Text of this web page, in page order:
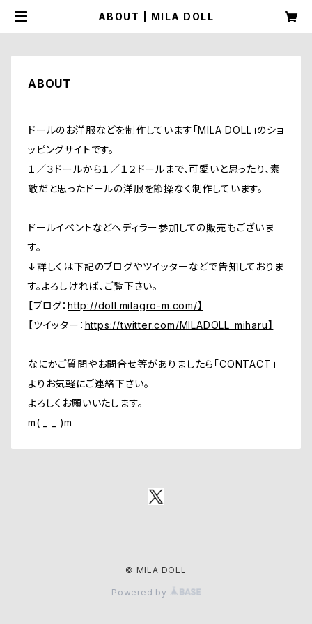
ABOUT | MILA DOLL
ABOUT
ドールのお洋服などを制作しています「MILA DOLL」のショ
ッピングサイトです。
１／３ドールから１／１２ドールまで、可愛いと思ったり、素
敵だと思ったドールの洋服を節操なく制作しています。
ドールイベントなどへディラー参加しての販売もございま
す。
↓詳しくは下記のブログやツイッターなどで告知しておりま
す。よろしければ、ご覧下さい。
【ブログ： http://doll.milagro-m.com/】
【ツイッター： https://twitter.com/MILADOLL_miharu】
なにかご質問やお問合せ等がありましたら「CONTACT」
よりお気軽にご連絡下さい。
よろしくお願いいたします。
m( _ _ )m
© MILA DOLL
Powered by